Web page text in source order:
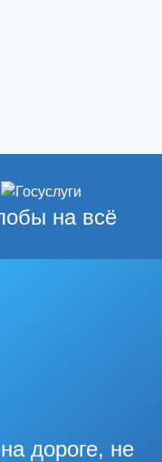
на всё
дороге, не